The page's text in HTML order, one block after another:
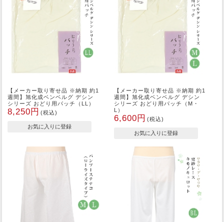
【メーカー取り寄せ品 ※納期 約1
週間】旭化成ベンベルグ デシン
シリーズ おどり用パッチ（LL）
8,250円 (税込)
【メーカー取り寄せ品 ※納期 約1
週間】旭化成ベンベルグ デシン
シリーズ おどり用パッチ（M・
L）
6,600円 (税込)